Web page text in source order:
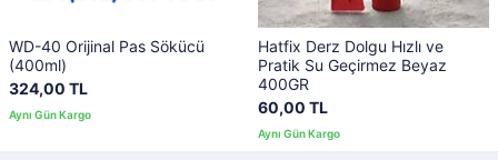
WD-40 Orijinal Pas Sökücü
(400ml)
324,00 TL
Hatfix Derz Dolgu Hızlı ve
Pratik Su Geçirmez Beyaz
400GR
60,00 TL